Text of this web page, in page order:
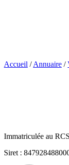
Accueil / Annuaire /
Immatriculée au
Siret :